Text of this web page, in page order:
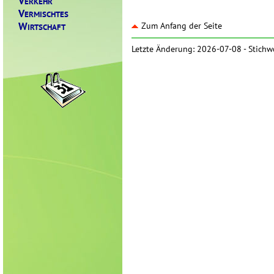
VERMISCHTES
WIRTSCHAFT Zum Anfang der Seite
Letzte Änderung: 2026-07-08 -